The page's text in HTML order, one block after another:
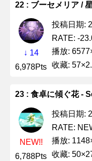
22 : ブーセメリア /
↓ 14
6,978Pts
投稿日期:
RATE: -
播放:
收藏:
23 : 食卓に傾ぐ花 -
NEW!!
6,788Pts
投稿日期:
RATE:
播放:
收藏: